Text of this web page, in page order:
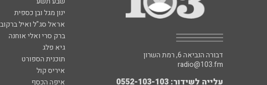
ינון מגל ובן כספית
אראל סג"ל ואיל
ברק סרי ואלי אוחנה
גיא פלג
תוכנית הספורט
איריס קול
איפה הכסף
דבורה הנביאה 6, רמת השרון
radio@103.fm
עלייה לשידור: 0552-103-103